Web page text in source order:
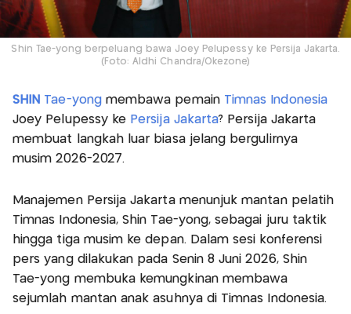
Shin Tae-yong berpeluang bawa Joey Pelupessy ke Persija Jakarta.
(Foto: Aldhi Chandra/Okezone)
SHIN Tae-yongmembawa pemain Timnas Indonesia
Joey Pelupessy ke Persija Jakarta? Persija Jakarta
membuat langkah luar biasa jelang bergulirnya
musim 2026-2027.
Manajemen Persija Jakarta menunjuk mantan pelatih
Timnas Indonesia, Shin Tae-yong, sebagai juru taktik
hingga tiga musim ke depan. Dalam sesi konferensi
pers yang dilakukan pada Senin 8 Juni 2026, Shin
Tae-yong membuka kemungkinan membawa
sejumlah mantan anak asuhnya di Timnas Indonesia.